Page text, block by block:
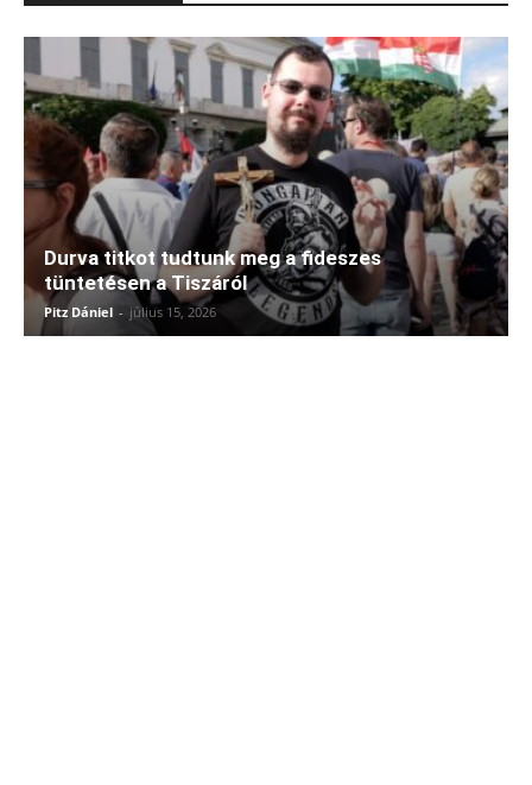
Durva titkot tudtunk meg a fideszes
tüntetésen a Tiszáról
Pitz Dániel - július 15, 2026